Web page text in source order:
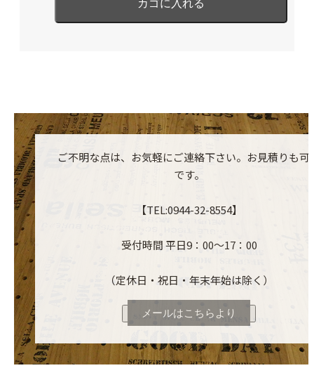
ご不明な点は、お気軽にご連絡下さい。お見積りも可
です。
【TEL:0944-32-8554】
受付時間 平日9：00～17：00
（定休日・祝日・年末年始は除く）
メールはこちらより